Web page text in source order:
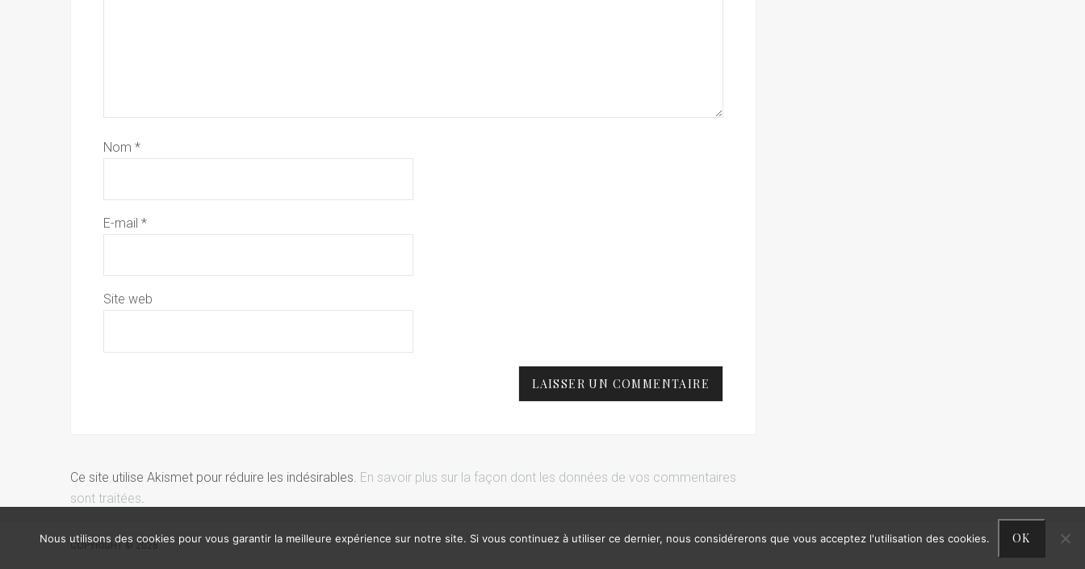
Nom *
E-mail *
Site web
Ce site utilise Akismet pour réduire les indésirables. En savoir plus sur la façon dont les données de vos commentaires
sont traitées.
COPYRIGHT © 2026
Nous utilisons des cookies pour vous garantir la meilleure expérience sur notre site. Si vous continuez à utiliser ce dernier, nous considérerons que vous acceptez l'utilisation des cookies. OK